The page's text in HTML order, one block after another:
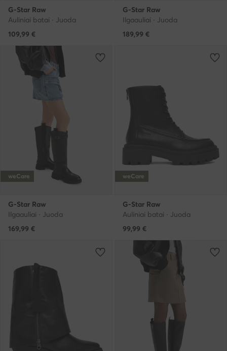
G-Star Raw
Auliniai batai · Juoda
109,99 €
G-Star Raw
Ilgaauliai · Juoda
189,99 €
weCare
G-Star Raw
Ilgaauliai · Juoda
169,99 €
weCare
G-Star Raw
Auliniai batai · Juoda
99,99 €